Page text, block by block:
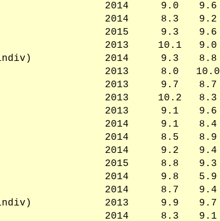
2014 9.0 9.6
2014 8.3 9.2
2015 9.3 9.6
2013 10.1 9.0
2014 9.3 8.8
2013 8.0 10.0
2013 9.7 8.7
2013 10.2 8.3
2013 9.1 9.6
2014 9.1 8.4
2014 8.5 8.9
2014 9.2 9.4
2015 8.8 9.3
2014 9.8 5.9
2014 8.7 9.4
2013 9.9 9.7
2014 8.3 9.1